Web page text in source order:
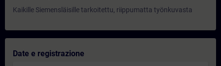
Kaikille Siemensläisille tarkoitettu, riippumatta työnkuvasta
Date e registrazione